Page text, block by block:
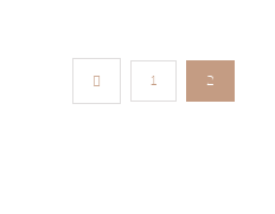
1 2